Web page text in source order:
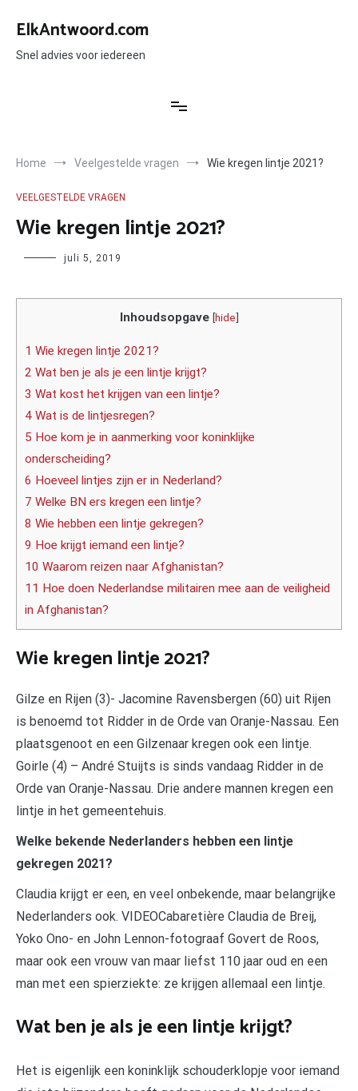
naar
inhoud
ElkAntwoord.com
Snel advies voor iedereen
Home Veelgestelde vragen Wie kregen lintje 2021?
VEELGESTELDE VRAGEN
Wie kregen lintje 2021?
Author juli 5, 2019
Inhoudsopgave [hide]
1 Wie kregen lintje 2021?
2 Wat ben je als je een lintje krijgt?
3 Wat kost het krijgen van een lintje?
4 Wat is de lintjesregen?
5 Hoe kom je in aanmerking voor koninklijke
onderscheiding?
6 Hoeveel lintjes zijn er in Nederland?
7 Welke BN ers kregen een lintje?
8 Wie hebben een lintje gekregen?
9 Hoe krijgt iemand een lintje?
10 Waarom reizen naar Afghanistan?
11 Hoe doen Nederlandse militairen mee aan de veiligheid
in Afghanistan?
Wie kregen lintje 2021?
Gilze en Rijen (3)- Jacomine Ravensbergen (60) uit Rijen
is benoemd tot Ridder in de Orde van Oranje-Nassau. Een
plaatsgenoot en een Gilzenaar kregen ook een lintje.
Goirle (4) – André Stuijts is sinds vandaag Ridder in de
Orde van Oranje-Nassau. Drie andere mannen kregen een
lintje in het gemeentehuis.
Welke bekende Nederlanders hebben een lintje
gekregen 2021?
Claudia krijgt er een, en veel onbekende, maar belangrijke
Nederlanders ook. VIDEOCabaretière Claudia de Breij,
Yoko Ono- en John Lennon-fotograaf Govert de Roos,
maar ook een vrouw van maar liefst 110 jaar oud en een
man met een spierziekte: ze krijgen allemaal een lintje.
Wat ben je als je een lintje krijgt?
Het is eigenlijk een koninklijk schouderklopje voor iemand